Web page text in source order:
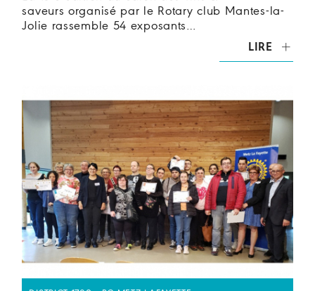
saveurs organisé par le Rotary club Mantes-la-
Jolie rassemble 54 exposants…
LIRE